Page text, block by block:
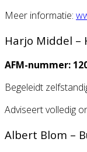
Meer informatie:
Harjo Middel –
AFM-nummer:
Begeleidt
Adviseert volledig
Albert Blom –